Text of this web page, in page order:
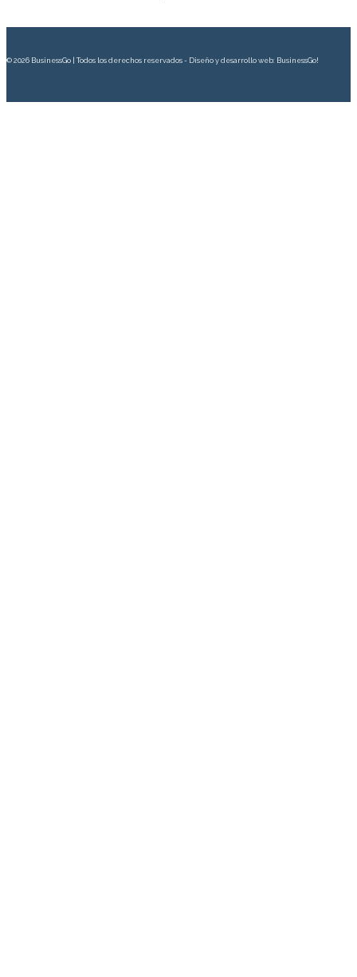
© 2026 BusinessGo | Todos los derechos reservados - Diseño y desarrollo web: BusinessGo!